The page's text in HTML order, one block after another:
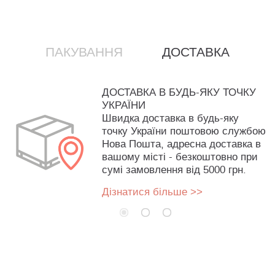
ПАКУВАННЯ ДОСТАВКА
ДОСТАВКА В БУДЬ-ЯКУ ТОЧКУ
УКРАЇНИ
Швидка доставка в будь-яку
точку України поштовою службою
Нова Пошта, адресна доставка в
вашому місті - безкоштовно при
сумі замовлення від 5000 грн.
Дізнатися більше >>